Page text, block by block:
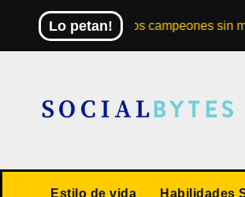
contenido
Lo petan!
El Mundial de los campeones sin modales
Estilo de vida Habilidades